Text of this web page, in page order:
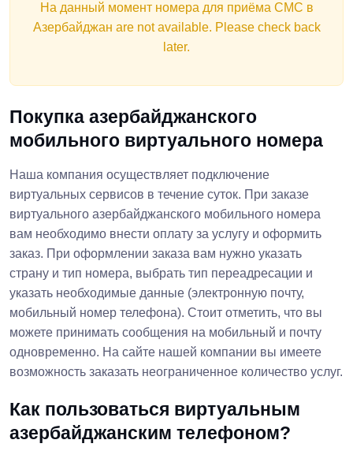
На данный момент номера для приёма СМС в
Азербайджан are not available. Please check back
later.
Покупка азербайджанского
мобильного виртуального номера
Наша компания осуществляет подключение
виртуальных сервисов в течение суток. При заказе
виртуального азербайджанского мобильного номера
вам необходимо внести оплату за услугу и оформить
заказ. При оформлении заказа вам нужно указать
страну и тип номера, выбрать тип переадресации и
указать необходимые данные (электронную почту,
мобильный номер телефона). Стоит отметить, что вы
можете принимать сообщения на мобильный и почту
одновременно. На сайте нашей компании вы имеете
возможность заказать неограниченное количество услуг.
Как пользоваться виртуальным
азербайджанским телефоном?